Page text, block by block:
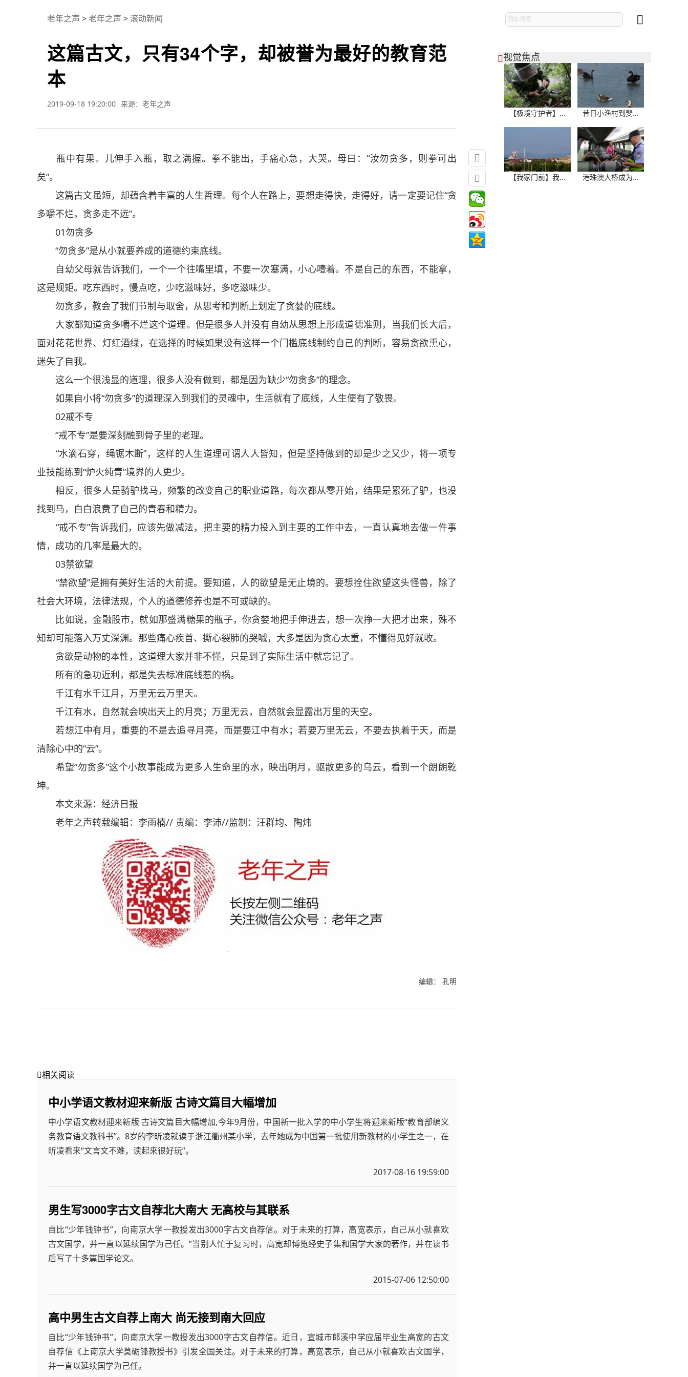
老年之声 >老年之声 > 滚动新闻
这篇古文，只有34个字，却被誉为最好的教育范
本
2019-09-18 19:20:00 来源：老年之声
瓶中有果。儿伸手入瓶，取之满握。拳不能出，手痛心急，大哭。母曰：“汝勿贪多，则拳可出
矣”。
这篇古文虽短，却蕴含着丰富的人生哲理。每个人在路上，要想走得快，走得好，请一定要记住“贪
多嚼不烂，贪多走不远”。
01勿贪多
“勿贪多”是从小就要养成的道德约束底线。
自幼父母就告诉我们，一个一个往嘴里填，不要一次塞满，小心噎着。不是自己的东西，不能拿，
这是规矩。吃东西时，慢点吃，少吃滋味好，多吃滋味少。
勿贪多，教会了我们节制与取舍，从思考和判断上划定了贪婪的底线。
大家都知道贪多嚼不烂这个道理。但是很多人并没有自幼从思想上形成道德准则，当我们长大后，
面对花花世界、灯红酒绿，在选择的时候如果没有这样一个门槛底线制约自己的判断，容易贪欲熏心，
迷失了自我。
这么一个很浅显的道理，很多人没有做到，都是因为缺少“勿贪多”的理念。
如果自小将“勿贪多”的道理深入到我们的灵魂中，生活就有了底线，人生便有了敬畏。
02戒不专
“戒不专”是要深刻融到骨子里的老理。
“水滴石穿，绳锯木断”，这样的人生道理可谓人人皆知，但是坚持做到的却是少之又少，将一项专
业技能练到“炉火纯青”境界的人更少。
相反，很多人是骑驴找马，频繁的改变自己的职业道路，每次都从零开始，结果是累死了驴，也没
找到马，白白浪费了自己的青春和精力。
“戒不专”告诉我们，应该先做减法，把主要的精力投入到主要的工作中去，一直认真地去做一件事
情，成功的几率是最大的。
03禁欲望
“禁欲望”是拥有美好生活的大前提。要知道，人的欲望是无止境的。要想拴住欲望这头怪兽，除了
社会大环境，法律法规，个人的道德修养也是不可或缺的。
比如说，金融股市，就如那盛满糖果的瓶子，你贪婪地把手伸进去，想一次挣一大把才出来，殊不
知却可能落入万丈深渊。那些痛心疾首、撕心裂肺的哭喊，大多是因为贪心太重，不懂得见好就收。
贪欲是动物的本性，这道理大家并非不懂，只是到了实际生活中就忘记了。
所有的急功近利，都是失去标准底线惹的祸。
千江有水千江月，万里无云万里天。
千江有水，自然就会映出天上的月亮；万里无云，自然就会显露出万里的天空。
若想江中有月，重要的不是去追寻月亮，而是要江中有水；若要万里无云，不要去执着于天，而是
清除心中的“云”。
希望“勿贪多”这个小故事能成为更多人生命里的水，映出明月，驱散更多的乌云，看到一个朗朗乾
坤。
本文来源：经济日报
老年之声转载编辑：李雨楠// 责编：李沛//监制：汪群均、陶炜
编辑： 孔明


相关阅读
中小学语文教材迎来新版 古诗文篇目大幅增加
中小学语文教材迎来新版 古诗文篇目大幅增加,今年9月份，中国新一批入学的中小学生将迎来新版“教育部编义
务教育语文教科书”。8岁的李昕凌就读于浙江衢州某小学，去年她成为中国第一批使用新教材的小学生之一，在
昕凌看来“文言文不难，读起来很好玩”。
2017-08-16 19:59:00
男生写3000字古文自荐北大南大 无高校与其联系
自比“少年钱钟书”，向南京大学一教授发出3000字古文自荐信。对于未来的打算，高宽表示，自己从小就喜欢
古文国学，并一直以延续国学为己任。”当别人忙于复习时，高宽却博览经史子集和国学大家的著作，并在读书
后写了十多篇国学论文。
2015-07-06 12:50:00
高中男生古文自荐上南大 尚无接到南大回应
自比“少年钱钟书”，向南京大学一教授发出3000字古文自荐信。近日，宣城市郎溪中学应届毕业生高宽的古文
自荐信《上南京大学莫砺锋教授书》引发全国关注。对于未来的打算，高宽表示，自己从小就喜欢古文国学，
并一直以延续国学为己任。

视觉焦点
【极境守护者】... 昔日小渔村到斐...
【我家门前】我... 港珠澳大桥成为...